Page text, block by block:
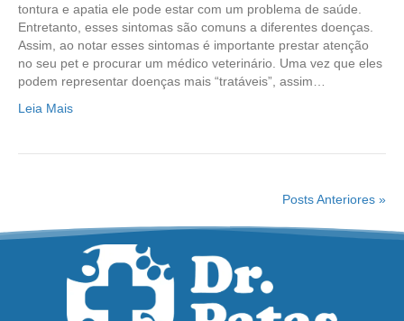
tontura e apatia ele pode estar com um problema de saúde.
Entretanto, esses sintomas são comuns a diferentes doenças.
Assim, ao notar esses sintomas é importante prestar atenção
no seu pet e procurar um médico veterinário. Uma vez que eles
podem representar doenças mais “tratáveis”, assim…
Leia Mais
Posts Anteriores »